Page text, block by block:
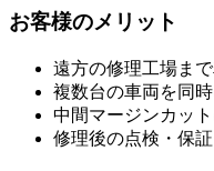
お客様のメリット
遠方の修理工場ま
複数台の車両を同
中間マージンカッ
修理後の点検・保